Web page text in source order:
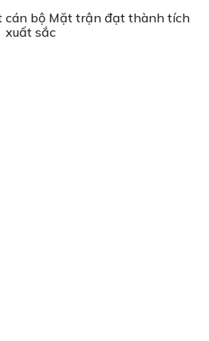
cán bộ Mặt trận đạt thành tích
xuất sắc